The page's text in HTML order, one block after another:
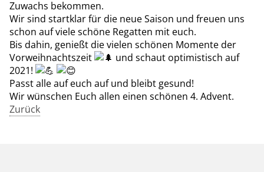
Zuwachs bekommen.
Wir sind startklar für die neue Saison und freuen uns
schon auf viele schöne Regatten mit euch.
Bis dahin, genießt die vielen schönen Momente der
Vorweihnachtszeit
und schaut optimistisch auf
2021!
Passt alle auf euch auf und bleibt gesund!
Wir wünschen Euch allen einen schönen 4. Advent.
Zurück